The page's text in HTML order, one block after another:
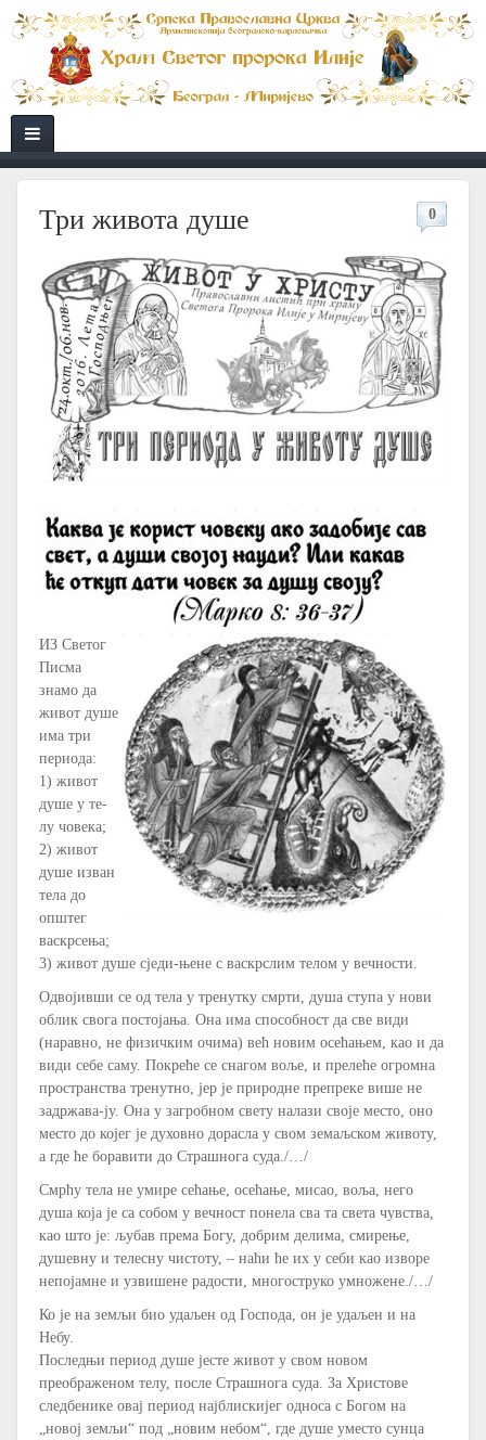
Три живота душе 0
ИЗ Светог
Писма
знамо да
живот душе
има три
периода:
1) живот
душе у те-
лу човека;
2) живот
душе изван
тела до
општег
васкрсења;
3) живот душе сједи-њене с васкрслим телом у вечности.
Одвојивши се од тела у тренутку смрти, душа ступа у нови
облик свога постојања. Она има способност да све види
(наравно, не физичким очима) већ новим осећањем, као и да
види себе саму. Покреће се снагом воље, и прелеће огромна
пространства тренутно, јер је природне препреке више не
задржава-ју. Она у загробном свету налази своје место, оно
место до којег је духовно дорасла у свом земаљском животу,
а где ће боравити до Страшнога суда./…/
Смрћу тела не умире сећање, осећање, мисао, воља, него
душа која је са собом у вечност понела сва та света чувства,
као што је: љубав према Богу, добрим делима, смирење,
душевну и телесну чистоту, – наћи ће их у себи као изворе
непојамне и узвишене радости, многоструко умножене./…/
Ко је на земљи био удаљен од Господа, он је удаљен и на
Небу.
Последњи период душе јесте живот у свом новом
преображеном телу, после Страшнога суда. За Христове
следбенике овај период најблискијег односа с Богом на
„новој земљи“ под „новим небом“, где душе уместо сунца